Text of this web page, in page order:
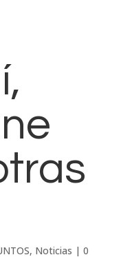
, Noticias | 0